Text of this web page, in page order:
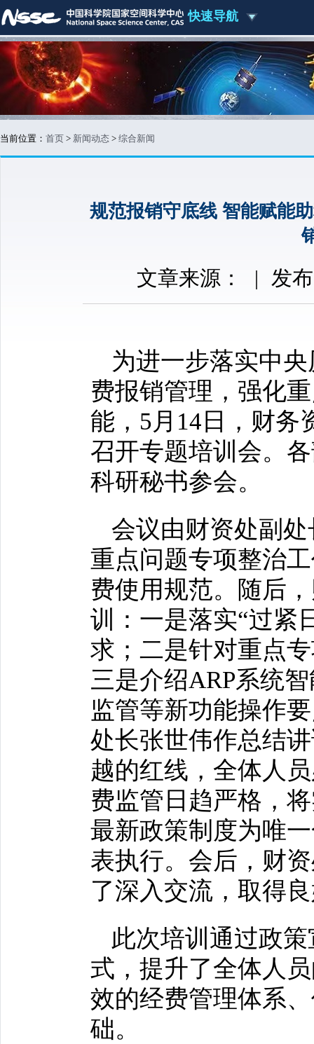
快速导航
当前位置： 首页 > 新闻动态 > 综合新闻
规范报销守底线 智能赋能
文章来源： | 发
为进一步落实中
费报销管理，强化
能，5月14日，财务
召开专题培训会。
科研秘书参会。
会议由财资处副
重点问题专项整治
费使用规范。随后
训：一是落实“过紧
求；二是针对重点
三是介绍ARP系统
监管等新功能操作
处长张世伟作总结
越的红线，全体人
费监管日趋严格，
最新政策制度为唯
表执行。会后，财
了深入交流，取得
此次培训通过政
式，提升了全体人
效的经费管理体系
础。